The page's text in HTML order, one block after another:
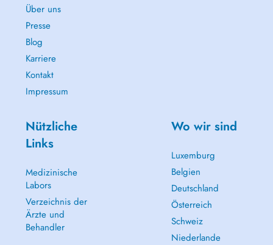
Über uns
Presse
Blog
Karriere
Kontakt
Impressum
Nützliche
Links
Medizinische
Labors
Verzeichnis der
Ärzte und
Behandler
Wo wir sind
Luxemburg
Belgien
Deutschland
Österreich
Schweiz
Niederlande